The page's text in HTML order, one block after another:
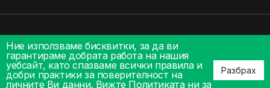
Ние използваме бисквитки, за да ви
гарантираме добрата работа на нашия
уебсайт, като спазваме всички правила и
добри практики за поверителност на
личните Ви данни. Вижте Политиката ни за
Разбрах